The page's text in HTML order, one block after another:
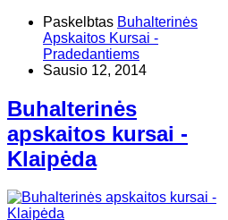
Paskelbtas Buhalterinės
Apskaitos Kursai -
Pradedantiems
Sausio 12, 2014
Buhalterinės
apskaitos kursai -
Klaipėda